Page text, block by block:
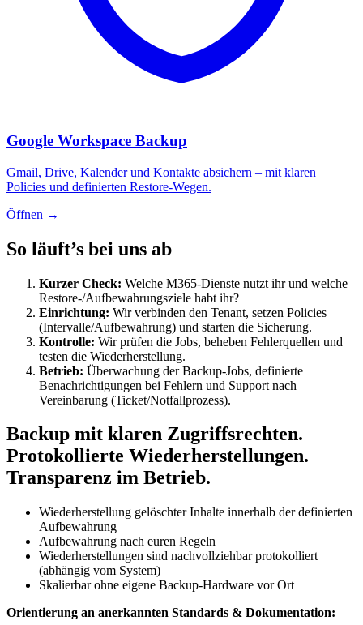
Google Workspace Backup
Gmail, Drive, Kalender und Kontakte absichern – mit klaren
Policies und definierten Restore-Wegen.
Öffnen →
So läuft’s bei uns ab
Kurzer Check: Welche M365-Dienste nutzt ihr und welche
Restore-/Aufbewahrungsziele habt ihr?
Einrichtung: Wir verbinden den Tenant, setzen Policies
(Intervalle/Aufbewahrung) und starten die Sicherung.
Kontrolle: Wir prüfen die Jobs, beheben Fehlerquellen und
testen die Wiederherstellung.
Betrieb: Überwachung der Backup-Jobs, definierte
Benachrichtigungen bei Fehlern und Support nach
Vereinbarung (Ticket/Notfallprozess).
Backup mit klaren Zugriffsrechten.
Protokollierte Wiederherstellungen.
Transparenz im Betrieb.
Wiederherstellung gelöschter Inhalte innerhalb der definierten
Aufbewahrung
Aufbewahrung nach euren Regeln
Wiederherstellungen sind nachvollziehbar protokolliert
(abhängig vom System)
Skalierbar ohne eigene Backup-Hardware vor Ort
Orientierung an anerkannten Standards & Dokumentation: